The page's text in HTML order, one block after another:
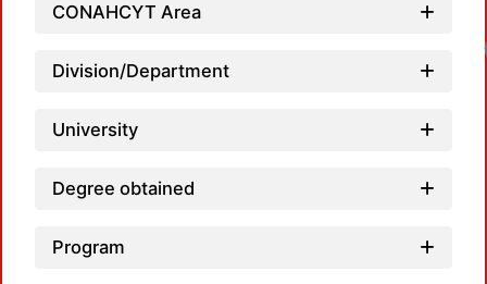
CONAHCYT Area
Division/Department
University
Degree obtained
Program